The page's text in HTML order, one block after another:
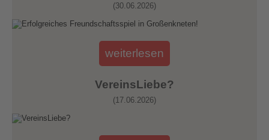
(30.06.2026)
weiterlesen
VereinsLiebe?
(17.06.2026)